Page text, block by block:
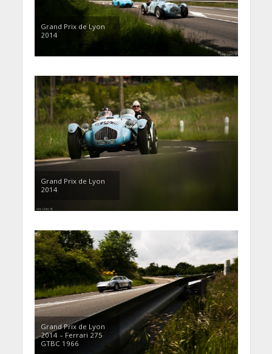
Grand Prix de Lyon
2014
Grand Prix de Lyon
2014
Grand Prix de Lyon
2014 – Ferrari 275
GTBC 1966